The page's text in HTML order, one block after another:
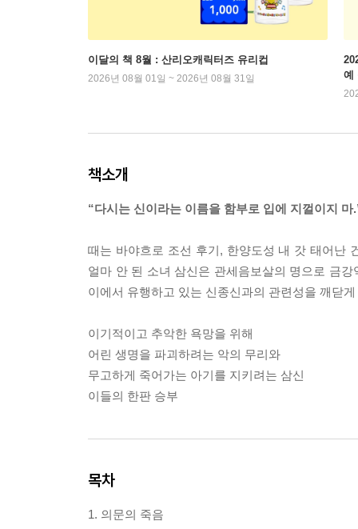
이달의 책 8월 : 산리오캐릭터즈 유리컵
2026년 08월 01일 ~ 2026년 08월 31일
예
책소개
“다시는 신이라는 이름을 함부로 입에 지껄이지 마
때는 바야흐로 조선 후기, 한양도성 내 갓 태어난
얼마 안 된 소녀 삼신은 관세음보살의 명으로 금
이에서 유행하고 있는 신종신과의 관련성을 깨닫
이기적이고 추악한 욕망을 위해
어린 생명을 파괴하려는 악의 무리와
무고하게 죽어가는 아기를 지키려는 삼신
이들의 한판 승부
목차
1. 의문의 죽음